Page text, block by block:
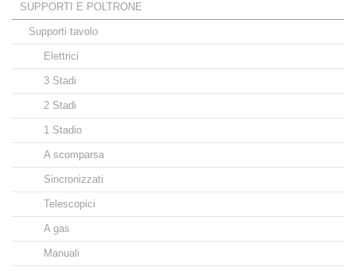
SUPPORTI E POLTRONE
Supporti tavolo
Elettrici
3 Stadi
2 Stadi
1 Stadio
A scomparsa
Sincronizzati
Telescopici
A gas
Manuali